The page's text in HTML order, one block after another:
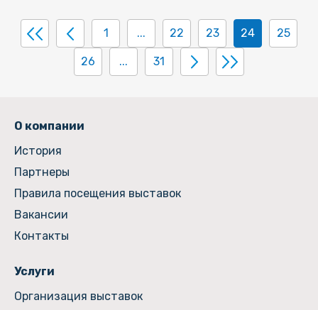
1 ... 22 23 24 25
26 ... 31
О компании
История
Партнеры
Правила посещения выставок
Вакансии
Контакты
Услуги
Организация выставок